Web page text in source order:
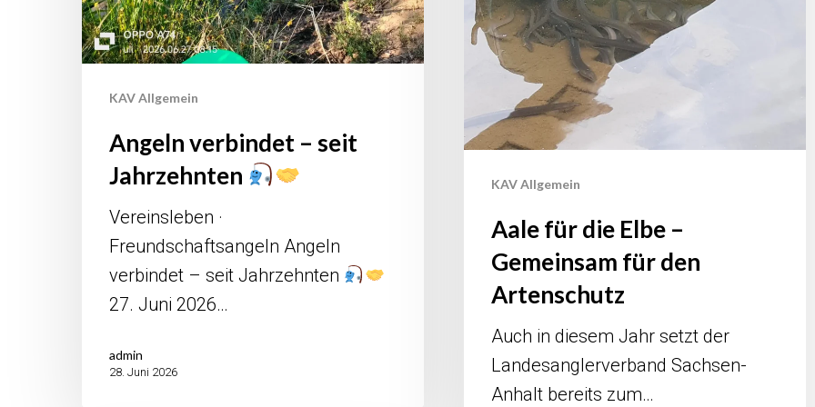
KAV Allgemein
Angeln verbindet – seit
Jahrzehnten
Vereinsleben ·
Freundschaftsangeln Angeln
verbindet – seit Jahrzehnten
27. Juni 2026…
admin
28. Juni 2026
KAV Allgemein
Aale für die Elbe –
Gemeinsam für den
Artenschutz
Auch in diesem Jahr setzt der
Landesanglerverband Sachsen-
Anhalt bereits zum…